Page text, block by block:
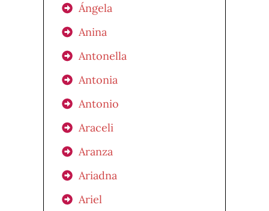
Ángela
Anina
Antonella
Antonia
Antonio
Araceli
Aranza
Ariadna
Ariel